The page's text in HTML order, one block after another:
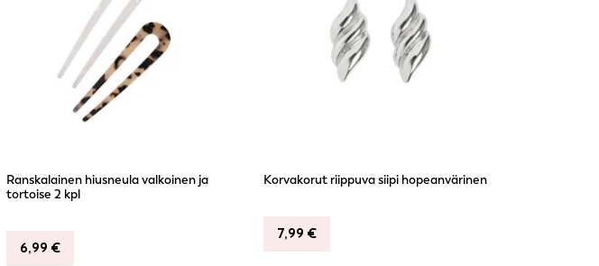
Ranskalainen hiusneula valkoinen ja
tortoise 2 kpl
6,99 €
Korvakorut riippuva siipi hopeanvärinen
7,99 €